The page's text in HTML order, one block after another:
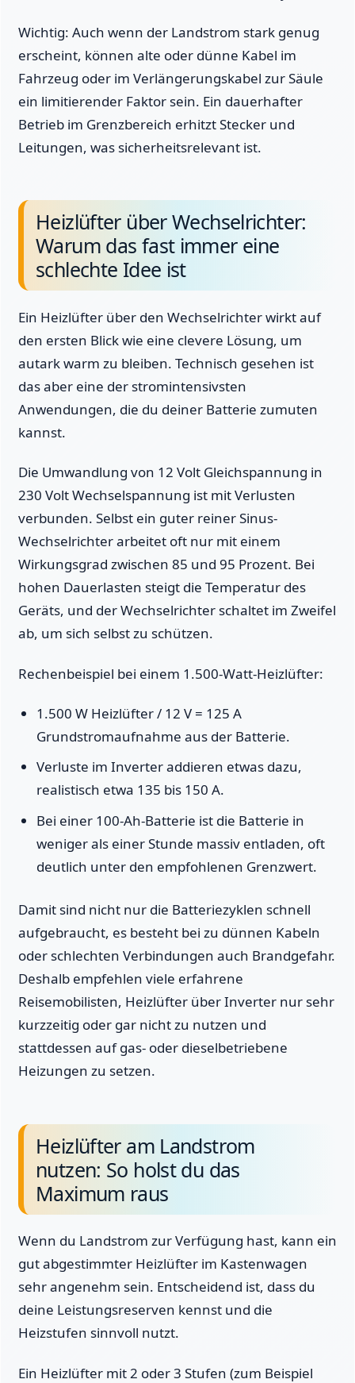
Wichtig: Auch wenn der Landstrom stark genug
erscheint, können alte oder dünne Kabel im
Fahrzeug oder im Verlängerungskabel zur Säule
ein limitierender Faktor sein. Ein dauerhafter
Betrieb im Grenzbereich erhitzt Stecker und
Leitungen, was sicherheitsrelevant ist.
Heizlüfter über Wechselrichter:
Warum das fast immer eine
schlechte Idee ist
Ein Heizlüfter über den Wechselrichter wirkt auf
den ersten Blick wie eine clevere Lösung, um
autark warm zu bleiben. Technisch gesehen ist
das aber eine der stromintensivsten
Anwendungen, die du deiner Batterie zumuten
kannst.
Die Umwandlung von 12 Volt Gleichspannung in
230 Volt Wechselspannung ist mit Verlusten
verbunden. Selbst ein guter reiner Sinus-
Wechselrichter arbeitet oft nur mit einem
Wirkungsgrad zwischen 85 und 95 Prozent. Bei
hohen Dauerlasten steigt die Temperatur des
Geräts, und der Wechselrichter schaltet im Zweifel
ab, um sich selbst zu schützen.
Rechenbeispiel bei einem 1.500-Watt-Heizlüfter:
1.500 W Heizlüfter / 12 V = 125 A
Grundstromaufnahme aus der Batterie.
Verluste im Inverter addieren etwas dazu,
realistisch etwa 135 bis 150 A.
Bei einer 100-Ah-Batterie ist die Batterie in
weniger als einer Stunde massiv entladen, oft
deutlich unter den empfohlenen Grenzwert.
Damit sind nicht nur die Batteriezyklen schnell
aufgebraucht, es besteht bei zu dünnen Kabeln
oder schlechten Verbindungen auch Brandgefahr.
Deshalb empfehlen viele erfahrene
Reisemobilisten, Heizlüfter über Inverter nur sehr
kurzzeitig oder gar nicht zu nutzen und
stattdessen auf gas- oder dieselbetriebene
Heizungen zu setzen.
Heizlüfter am Landstrom
nutzen: So holst du das
Maximum raus
Wenn du Landstrom zur Verfügung hast, kann ein
gut abgestimmter Heizlüfter im Kastenwagen
sehr angenehm sein. Entscheidend ist, dass du
deine Leistungsreserven kennst und die
Heizstufen sinnvoll nutzt.
Ein Heizlüfter mit 2 oder 3 Stufen (zum Beispiel